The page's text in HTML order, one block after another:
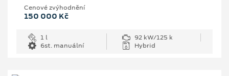
Cenové zvýhodnění
150 000 Kč
1 l
92 kW/125 k
6st. manuální
Hybrid